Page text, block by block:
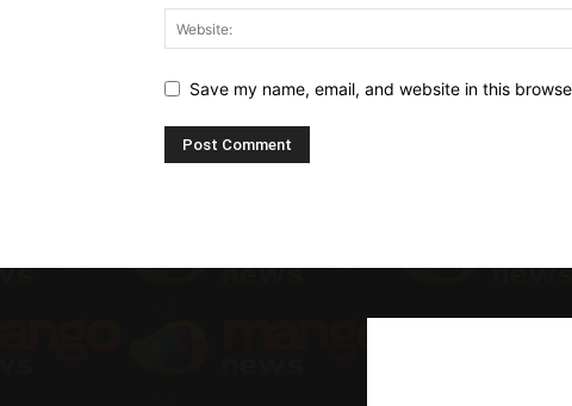
Save my name, email, and website in this